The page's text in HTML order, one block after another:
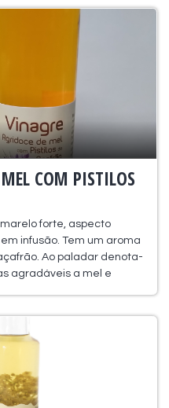
COM PISTILOS
forte, aspecto
infusão. Tem um aroma
Ao paladar denota-
agradáveis a mel e